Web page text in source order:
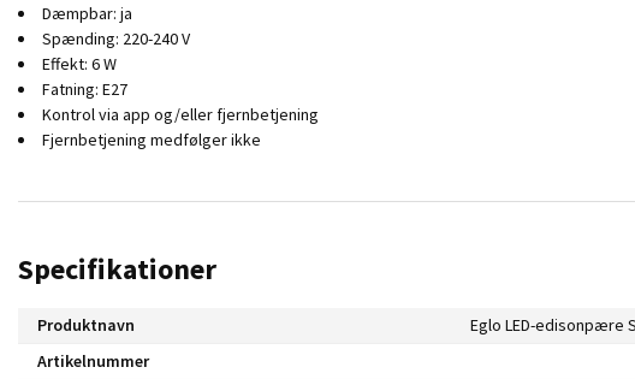
Dæmpbar: ja
Spænding: 220-240 V
Effekt: 6 W
Fatning: E27
Kontrol via app og/eller fjernbetjening
Fjernbetjening medfølger ikke
Specifikationer
Produktnavn
Artikelnummer